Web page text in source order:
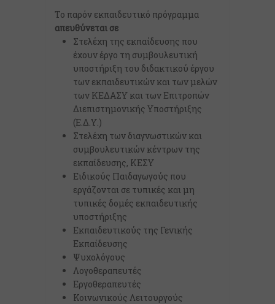
Το παρόν εκπαιδευτικό πρόγραμμα
απευθύνεται σε
Στελέχη της εκπαίδευσης που
έχουν έργο τη συμβουλευτική
υποστήριξη του διδακτικού έργου
των εκπαιδευτικών και των μελών
των ΚΕΔΑΣΥ και των Επιτροπών
Διεπιστημονικής Υποστήριξης
(Ε.Δ.Υ.)
Στελέχη των διαγνωστικών και
συμβουλευτικών κέντρων της
εκπαίδευσης, ΚΕΣΥ
Ειδικούς Παιδαγωγούς που
εργάζονται σε τυπικές και μη
τυπικές δομές εκπαιδευτικής
υποστήριξης
Εκπαιδευτικούς της Γενικής
Εκπαίδευσης
Ψυχολόγους
Λογοθεραπευτές
Εργοθεραπευτές
Κοινωνικούς Λειτουργούς